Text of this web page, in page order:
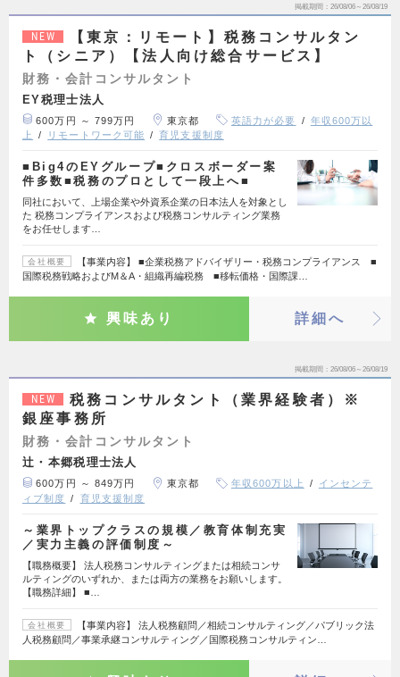
掲載期間 26/08/06～26/08/19
NEW
【東京：リモート】税務コンサルタン
ト（シニア）【法人向け総合サービス】
財務・会計コンサルタント
EY税理士法人
600万円 ～ 799万円 東京都 英語力が必要
年収600万以
上
リモートワーク可能 育児支援制度
■Big4のEYグループ■クロスボーダー案
件多数■税務のプロとして一段上へ■
同社において、上場企業や外資系企業の日本法人を対象とし
た 税務コンプライアンスおよび税務コンサルティング業務
をお任せします…
会社概要
【事業内容】 ■企業税務アドバイザリー・税務コンプライアンス ■
国際税務戦略およびM＆A・組織再編税務 ■移転価格・国際課…
興味あり 詳細へ
掲載期間 26/08/06～26/08/19
NEW
税務コンサルタント（業界経験者）※
銀座事務所
財務・会計コンサルタント
辻・本郷税理士法人
600万円 ～ 849万円 東京都 年収600万以上
インセンテ
ィブ制度
育児支援制度
～業界トップクラスの規模／教育体制充実
／実力主義の評価制度～
【職務概要】 法人税務コンサルティングまたは相続コンサ
ルティングのいずれか、または両方の業務をお願いします。
【職務詳細】 ■…
会社概要
【事業内容】 法人税務顧問／相続コンサルティング／パブリック法
人税務顧問／事業承継コンサルティング／国際税務コンサルティン…